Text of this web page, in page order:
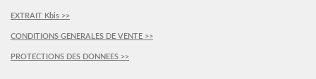
EXTRAIT Kbis >>
CONDITIONS GENERALES DE VENTE >>
PROTECTIONS DES DONNEES >>